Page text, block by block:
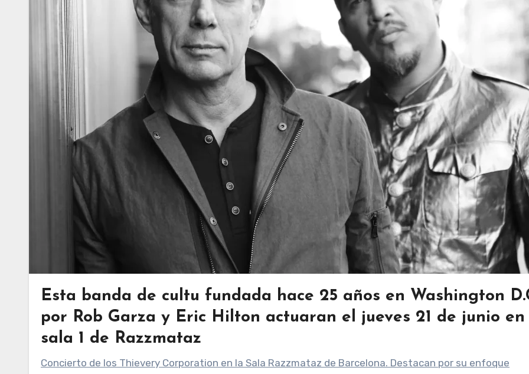
Esta banda de cultu fundada hace 25 años en Washington
por Rob Garza y Eric Hilton actuaran el jueves 21 de junio en
sala 1 de Razzmataz
Concierto de los Thievery Corporation en la Sala Razzmataz de Barcelona. Destacan por su enfoque